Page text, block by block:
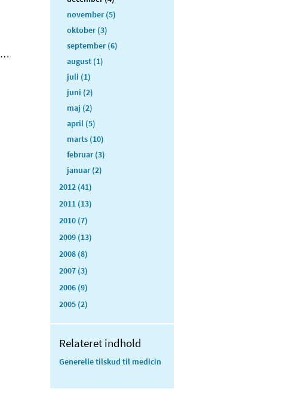
…
november (5)
oktober (3)
september (6)
august (1)
juli (1)
juni (2)
maj (2)
april (5)
marts (10)
februar (3)
januar (2)
2012 (41)
2011 (13)
2010 (7)
2009 (13)
2008 (8)
2007 (3)
2006 (9)
2005 (2)
Relateret indhold
Generelle tilskud til medicin